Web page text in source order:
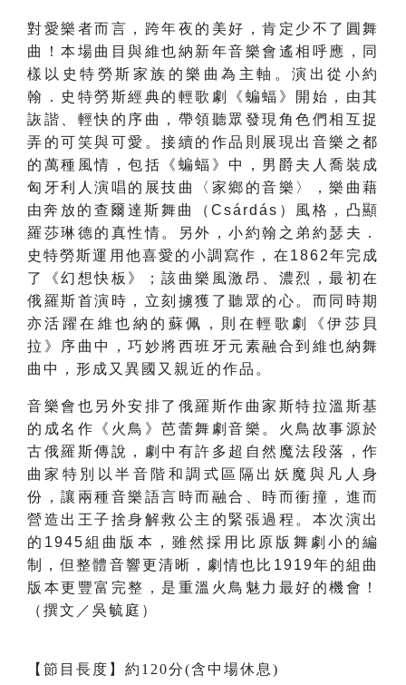
對愛樂者而言，跨年夜的美好，肯定少不了圓舞
曲！本場曲目與維也納新年音樂會遙相呼應，同
樣以史特勞斯家族的樂曲為主軸。演出從小約
翰．史特勞斯經典的輕歌劇《蝙蝠》開始，由其
詼諧、輕快的序曲，帶領聽眾發現角色們相互捉
弄的可笑與可愛。接續的作品則展現出音樂之都
的萬種風情，包括《蝙蝠》中，男爵夫人喬裝成
匈牙利人演唱的展技曲〈家鄉的音樂〉，樂曲藉
由奔放的查爾達斯舞曲（Csárdás）風格，凸顯
羅莎琳德的真性情。另外，小約翰之弟約瑟夫．
史特勞斯運用他喜愛的小調寫作，在1862年完成
了《幻想快板》；該曲樂風激昂、濃烈，最初在
俄羅斯首演時，立刻擄獲了聽眾的心。而同時期
亦活躍在維也納的蘇佩，則在輕歌劇《伊莎貝
拉》序曲中，巧妙將西班牙元素融合到維也納舞
曲中，形成又異國又親近的作品。
音樂會也另外安排了俄羅斯作曲家斯特拉溫斯基
的成名作《火鳥》芭蕾舞劇音樂。火鳥故事源於
古俄羅斯傳說，劇中有許多超自然魔法段落，作
曲家特別以半音階和調式區隔出妖魔與凡人身
份，讓兩種音樂語言時而融合、時而衝撞，進而
營造出王子捨身解救公主的緊張過程。本次演出
的1945組曲版本，雖然採用比原版舞劇小的編
制，但整體音響更清晰，劇情也比1919年的組曲
版本更豐富完整，是重溫火鳥魅力最好的機會！
（撰文／吳毓庭）
【節目長度】約120分(含中場休息)